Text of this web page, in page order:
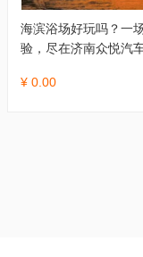
海滨浴场好玩吗？一
验，尽在济南众悦汽
¥ 0.00